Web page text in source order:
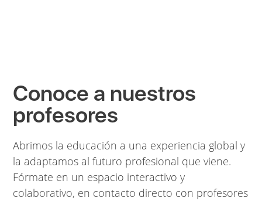
Conoce a nuestros
profesores
Abrimos la educación a una experiencia global y
la adaptamos al futuro profesional que viene.
Fórmate en un espacio interactivo y
colaborativo, en contacto directo con profesores